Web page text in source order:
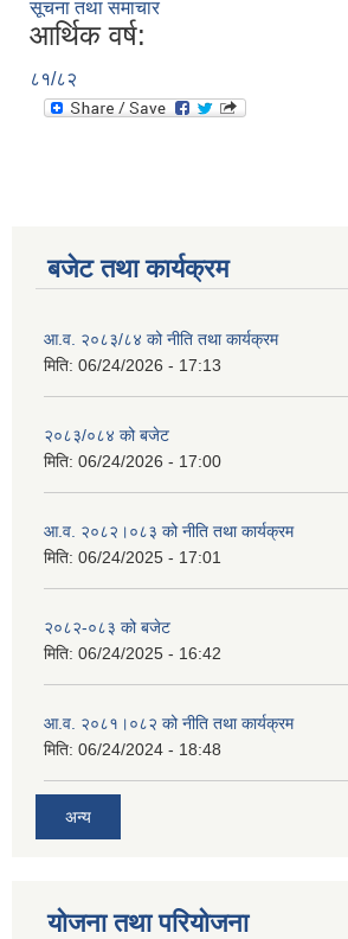
सूचना तथा समाचार
आर्थिक वर्ष:
८१/८२
बजेट तथा कार्यक्रम
आ.व. २०८३/८४ को नीति तथा कार्यक्रम
मिति: 06/24/2026 - 17:13
२०८३/०८४ को बजेट
मिति: 06/24/2026 - 17:00
आ.व. २०८२।०८३ को नीति तथा कार्यक्रम
मिति: 06/24/2025 - 17:01
२०८२-०८३ को बजेट
मिति: 06/24/2025 - 16:42
आ.व. २०८१।०८२ को नीति तथा कार्यक्रम
मिति: 06/24/2024 - 18:48
अन्य
योजना तथा परियोजना